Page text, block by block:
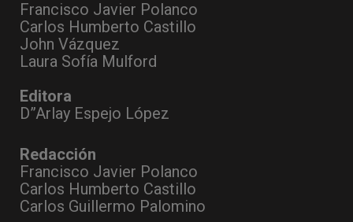
Francisco Javier Polanco
Carlos Humberto Castillo
John Vázquez
Laura Sofía Mulford
Editora
D”Arlay Espejo López
Redacción
Francisco Javier Polanco
Carlos Humberto Castillo
Carlos Guillermo Palomino